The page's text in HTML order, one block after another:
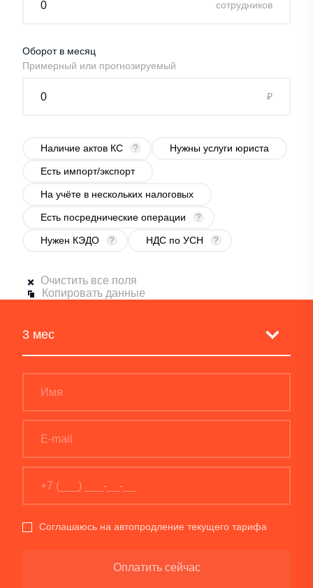
cотрудников
Оборот в месяц
Примерный или прогнозируемый
₽
Наличие актов КС ? Нужны услуги юриста
Есть импорт/экспорт
На учёте в нескольких налоговых
Есть посреднические операции ?
Нужен КЭДО ? НДС по УСН ?
Очистить все поля
Копировать данные
Соглашаюсь на автопродление текущего тарифа
Оплатить сейчас